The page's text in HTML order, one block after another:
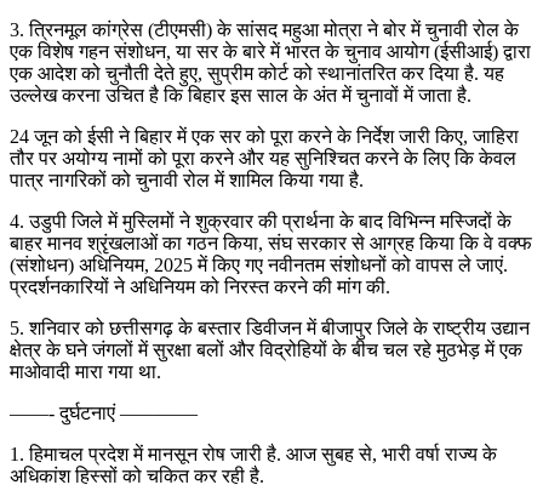
3. त्रिनमूल कांग्रेस (टीएमसी) के सांसद महुआ मोत्रा ने बोर में चुनावी रोल के
एक विशेष गहन संशोधन, या सर के बारे में भारत के चुनाव आयोग (ईसीआई) द्वारा
एक आदेश को चुनौती देते हुए, सुप्रीम कोर्ट को स्थानांतरित कर दिया है. यह
उल्लेख करना उचित है कि बिहार इस साल के अंत में चुनावों में जाता है.
24 जून को ईसी ने बिहार में एक सर को पूरा करने के निर्देश जारी किए, जाहिरा
तौर पर अयोग्य नामों को पूरा करने और यह सुनिश्चित करने के लिए कि केवल
पात्र नागरिकों को चुनावी रोल में शामिल किया गया है.
4. उडुपी जिले में मुस्लिमों ने शुक्रवार की प्रार्थना के बाद विभिन्न मस्जिदों के
बाहर मानव श्रृंखलाओं का गठन किया, संघ सरकार से आग्रह किया कि वे वक्फ
(संशोधन) अधिनियम, 2025 में किए गए नवीनतम संशोधनों को वापस ले जाएं.
प्रदर्शनकारियों ने अधिनियम को निरस्त करने की मांग की.
5. शनिवार को छत्तीसगढ़ के बस्तार डिवीजन में बीजापुर जिले के राष्ट्रीय उद्यान
क्षेत्र के घने जंगलों में सुरक्षा बलों और विद्रोहियों के बीच चल रहे मुठभेड़ में एक
माओवादी मारा गया था.
——- दुर्घटनाएं ————
1. हिमाचल प्रदेश में मानसून रोष जारी है. आज सुबह से, भारी वर्षा राज्य के
अधिकांश हिस्सों को चकित कर रही है.